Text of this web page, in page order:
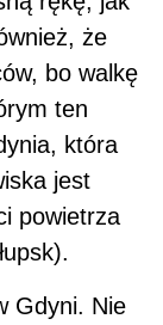
że
bo walkę
ten
która
jest
powietrza
Gdyni. Nie